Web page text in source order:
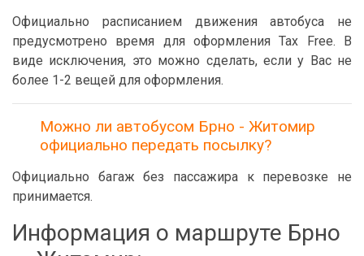
Официально расписанием движения автобуса не
предусмотрено время для оформления Tax Free. В
виде исключения, это можно сделать, если у Вас не
более 1-2 вещей для оформления.
Можно ли автобусом Брно - Житомир
официально передать посылку?
Официально багаж без пассажира к перевозке не
принимается.
Информация о маршруте Брно